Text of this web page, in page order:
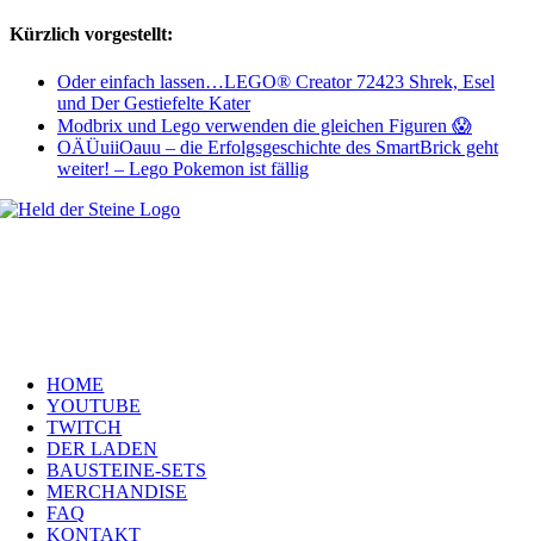
Kürzlich vorgestellt:
Oder einfach lassen…LEGO® Creator 72423 Shrek, Esel
und Der Gestiefelte Kater
Modbrix und Lego verwenden die gleichen Figuren 😱
OÄÜuiiOauu – die Erfolgsgeschichte des SmartBrick geht
weiter! – Lego Pokemon ist fällig
HOME
YOUTUBE
TWITCH
DER LADEN
BAUSTEINE-SETS
MERCHANDISE
FAQ
KONTAKT